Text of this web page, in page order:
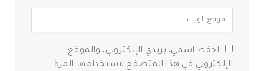
احفظ اسمي، بريدي الإلكتروني، والموقع
الإلكتروني في هذا المتصفح لاستخدامها المرة